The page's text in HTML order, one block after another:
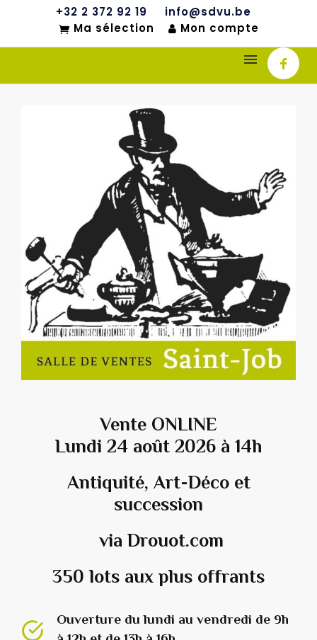
+32 2 372 92 19
info@sdvu.be
Ma sélection
Mon compte
Vente ONLINE
Lundi 24 août 2026 à 14h
Antiquité, Art-Déco et
succession
via Drouot.com
350 lots aux plus offrants
Ouverture du lundi au vendredi de 9h